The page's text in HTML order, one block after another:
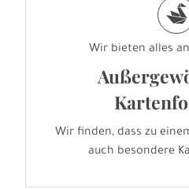
s
Wir bieten alles
Wir finden, dass zu
auch besondere